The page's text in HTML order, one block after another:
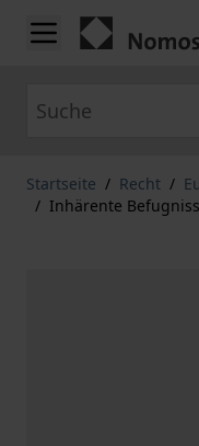
Zum Inhalt springen
Startseite / Recht /
/ Inhärente